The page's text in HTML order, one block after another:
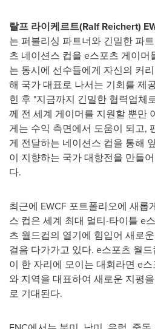
랄프 라이케르트(Ralf Reichert)
는 퍼블리싱 파트너와 긴밀한 파
츠 네이션스 컵을 e스포츠 게이머
는 동시에 선수들에게 자신의 커
해 국가 대표로 나서는 기회를 제
힌 후 "지금까지 긴밀한 협력업체
께 전 세계 게이머를 지원할 뿐만
게는 수익 측면에서 도움이 되고,
게 전달하는 네이션스 컵을 통해
이 지향하는 국가 대항전을 만들
다.
최근에 EWCF 포트폴리오에 새롭
스 컵은 세계 최대 멀티-타이틀 e
츠 월드컵의 열기에 힘입어 새로
걸음 다가가고 있다. e스포츠 월
이 한 자리에 모이는 대회라면 e
와 지역을 대표하여 새로운 지평
로 기대된다.